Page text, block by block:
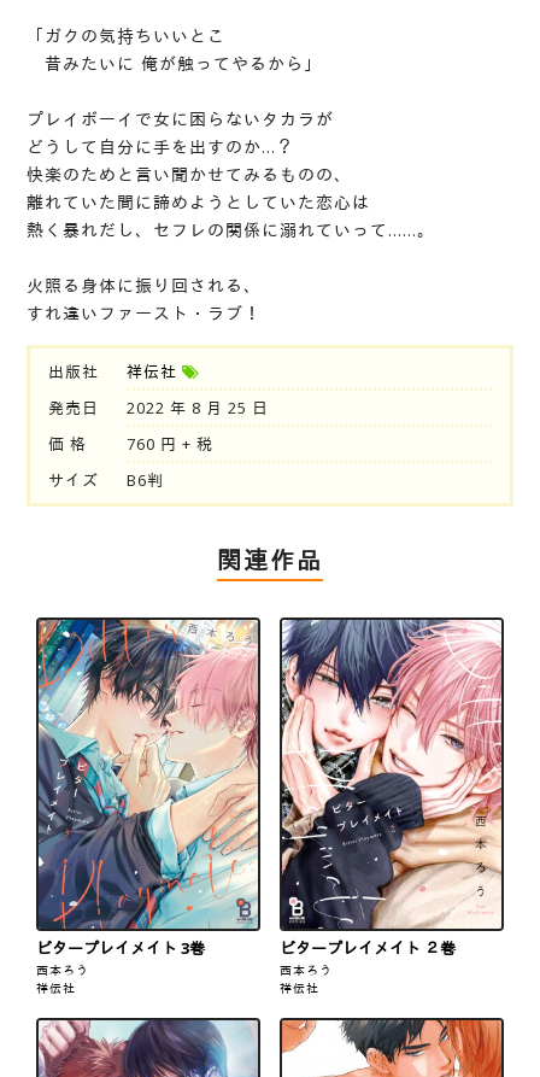
「ガクの気持ちいいとこ
昔みたいに 俺が触ってやるから」
プレイボーイで女に困らないタカラが
どうして自分に手を出すのか…？
快楽のためと言い聞かせてみるものの、
離れていた間に諦めようとしていた恋心は
熱く暴れだし、セフレの関係に溺れていって……。
火照る身体に振り回される、
すれ違いファースト・ラブ！
出版社
祥伝社
発売日
2022 年 8 月 25 日
価 格
760 円 + 税
サイズ
B6判
関連作品
ビタープレイメイト 3巻
西本ろう
祥伝社
ビタープレイメイト ２巻
西本ろう
祥伝社